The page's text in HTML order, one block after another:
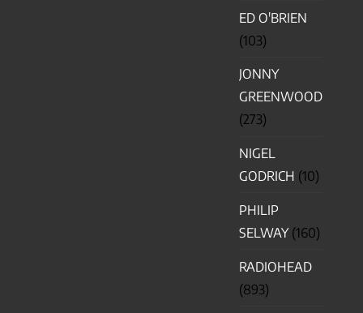
ED O'BRIEN
(103)
JONNY
GREENWOOD
(273)
NIGEL
GODRICH (10)
PHILIP
SELWAY(160)
RADIOHEAD
(893)